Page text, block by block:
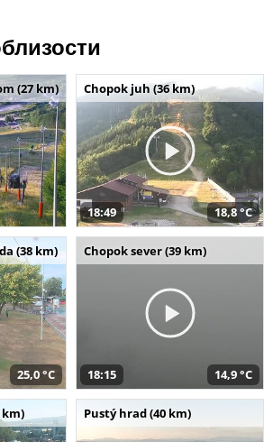
(27 km) Chopok juh (36 km)
18:49 18,8 °C
(38 km)
25,0 °C
Chopok sever (39 km)
18:15 14,9 °C
km) Pustý hrad (40 km)